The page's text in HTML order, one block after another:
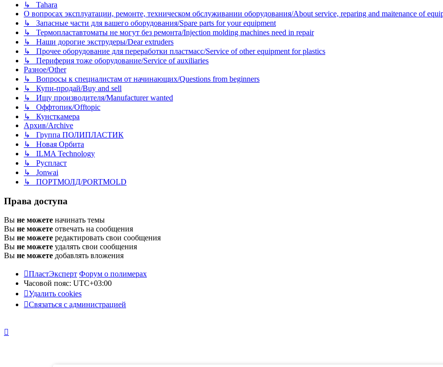
↳ Tahara
О вопросах эксплуатации, ремонте, техническом обслуживании оборудования/About service, reparing and maitenance of
↳ Запасные части для вашего оборудования/Spare parts for your equipment
↳ Термопластавтоматы не могут без ремонта/Injection molding machines need in repair
↳ Наши дорогие экструдеры/Dear extruders
↳ Прочее оборудование для переработки пластмасс/Service of other equipment for plastics
↳ Периферия тоже оборудование/Service of auxiliaries
Разное/Other
↳ Вопросы к специалистам от начинающих/Questions from beginners
↳ Купи-продай/Buy and sell
↳ Ищу производителя/Manufacturer wanted
↳ Оффтопик/Offtopic
↳ Кунсткамера
Архив/Archive
↳ Группа ПОЛИПЛАСТИК
↳ Новая Орбита
↳ ILMA Technology
↳ Руспласт
↳ Jonwai
↳ ПОРТМОЛД/PORTMOLD
Права доступа
Вы не можете начинать темы
Вы не можете отвечать на сообщения
Вы не можете редактировать свои сообщения
Вы не можете удалять свои сообщения
Вы не можете добавлять вложения
ПластЭксперт Форум о полимерах
Часовой пояс: UTC+03:00
Удалить cookies
Связаться с администрацией